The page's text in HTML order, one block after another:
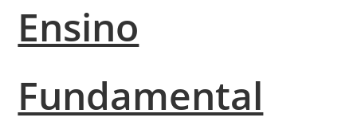
Ensino
Fundamental